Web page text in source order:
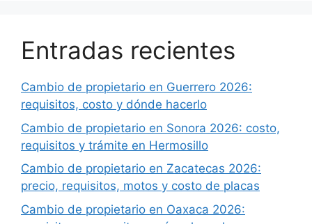
Entradas recientes
Cambio de propietario en Guerrero 2026:
requisitos, costo y dónde hacerlo
Cambio de propietario en Sonora 2026: costo,
requisitos y trámite en Hermosillo
Cambio de propietario en Zacatecas 2026:
precio, requisitos, motos y costo de placas
Cambio de propietario en Oaxaca 2026: